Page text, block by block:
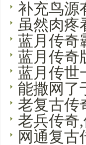
补充鸟源
虽然肉疼
蓝月传
蓝月传奇
蓝月传世
能撒网了
老复古传
老兵传奇
网通复古